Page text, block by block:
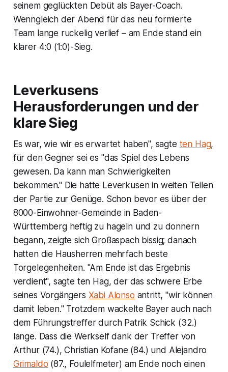
seinem geglückten Debüt als Bayer-Coach.
Wenngleich der Abend für das neu formierte
Team lange ruckelig verlief – am Ende stand ein
klarer 4:0 (1:0)-Sieg.
Leverkusens
Herausforderungen und der
klare Sieg
Es war, wie wir es erwartet haben", sagte ten Hag,
für den Gegner sei es "das Spiel des Lebens
gewesen. Da kann man Schwierigkeiten
bekommen." Die hatte Leverkusen in weiten Teilen
der Partie zur Genüge. Schon bevor es über der
8000-Einwohner-Gemeinde in Baden-
Württemberg heftig zu hageln und zu donnern
begann, zeigte sich Großaspach bissig; danach
hatten die Hausherren mehrfach beste
Torgelegenheiten. "Am Ende ist das Ergebnis
verdient", sagte ten Hag, der das schwere Erbe
seines Vorgängers Xabi Alonso antritt, "wir können
damit leben." Trotzdem wackelte Bayer auch nach
dem Führungstreffer durch Patrik Schick (32.)
lange. Dass die Werkself dank der Treffer von
Arthur (74.), Christian Kofane (84.) und Alejandro
Grimaldo (87., Foulelfmeter) am Ende noch einen